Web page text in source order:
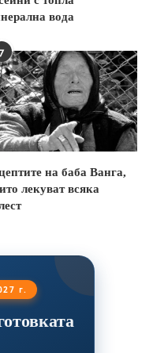
вода
7
на баба Ванга,
лекуват всяка
г.